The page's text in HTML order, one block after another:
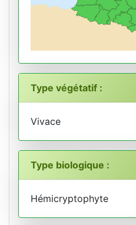
Type végétatif :
Vivace
Type biologique :
Hémicryptophyte